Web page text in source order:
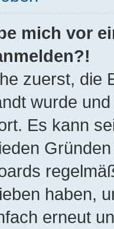
mich vor
zuerst, die
wurde
Es kann
haben,
erneut